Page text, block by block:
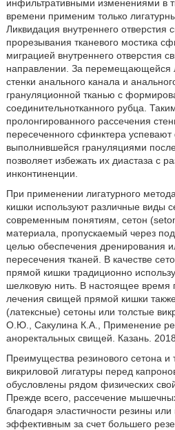
инфильтративными изменениями в
времени применим только
Ликвидация внутреннего отверстия
прорезывания тканевого мостика
миграцией внутреннего отверстия
направлении. За перемещающейся
стенки анального канала и
грануляционной тканью с
соединительнотканного рубца.
пролонгированного рассечения
пересеченного сфинктера успевают
выполнившейся грануляциями
позволяет избежать их диастаза с
инконтиненции.
При применении лигатурного
кишки используют различные виды
современным понятиям, сетон
материала, пропускаемый через
целью обеспечения дренирования
пересечения тканей. В качестве
прямой кишки традиционно
шелковую нить. В настоящее время
лечения свищей прямой кишки
(латексные) сетоны или толстые
О.Ю., Сакулина К.А., Применение
аноректальных свищей. Казань.
Преимущества резинового сетона и
викриловой лигатуры перед
обусловлены рядом физических
Прежде всего, рассечение
благодаря эластичности резины
эффективным за счет большего